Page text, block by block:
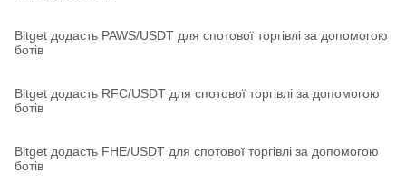
Bitget додасть PAWS/USDT для спотової торгівлі за допомогою
ботів
Bitget додасть RFC/USDT для спотової торгівлі за допомогою
ботів
Bitget додасть FHE/USDT для спотової торгівлі за допомогою
ботів